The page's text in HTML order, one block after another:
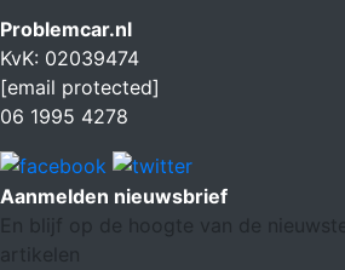
Problemcar.nl
KvK: 02039474
[email protected]
06 1995 4278
Aanmelden nieuwsbrief
En blijf op de hoogte van de
artikelen